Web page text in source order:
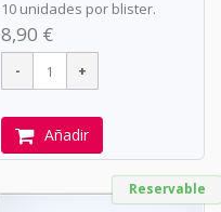
10 unidades por blister.
8,90 €
Añadir
Reservable